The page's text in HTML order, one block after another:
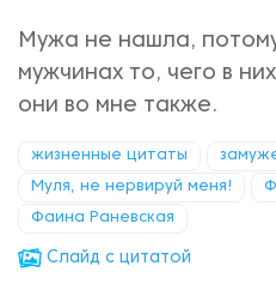
Мужа не нашла,
мужчинах то, чего в
они во мне также.
жизненные цитаты
Муля, не нервируй меня!
Фаина Раневская
Cлайд с цитатой